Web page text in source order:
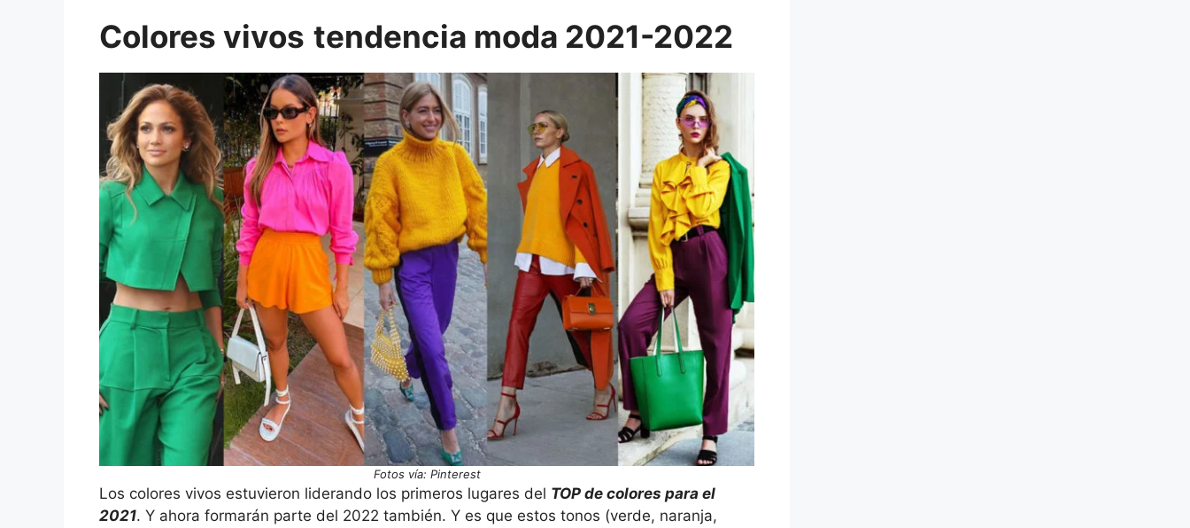
Colores vivos tendencia moda 2021-2022
Fotos vía: Pinterest
Los colores vivos estuvieron liderando los primeros lugares del TOP de colores para el
2021. Y ahora formarán parte del 2022 también. Y es que estos tonos (verde, naranja,